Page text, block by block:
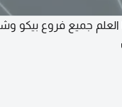
جميع فروع